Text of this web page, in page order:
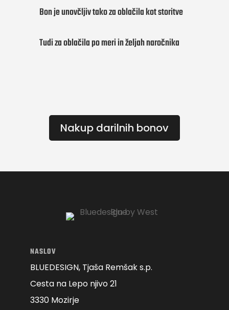
Bon je unovčljiv tako za oblačila kot storitve
Tudi za oblačila po meri in željah naročnika
Nakup darilnih bonov
NASLOV
BLUEDESIGN, Tjaša Remšak s.p.
Cesta na Lepo njivo 21
3330 Mozirje